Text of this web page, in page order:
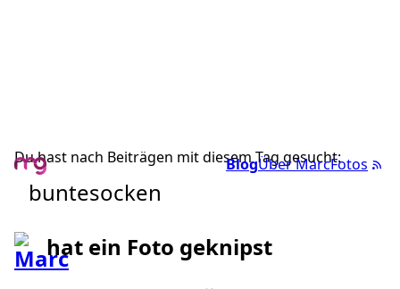
BlogÜber MarcFotos
Du hast nach Beiträgen mit diesem Tag gesucht:
buntesocken
hat ein Foto geknipst